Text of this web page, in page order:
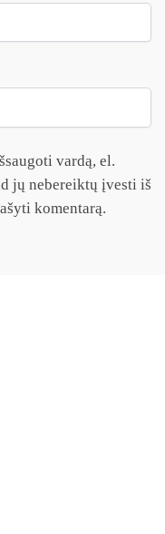
vardą, el.
jų nebereiktų įvesti iš
komentarą.